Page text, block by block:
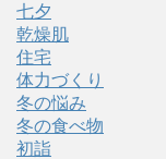
七夕
乾燥肌
住宅
体力づくり
冬の悩み
冬の食べ物
初詣